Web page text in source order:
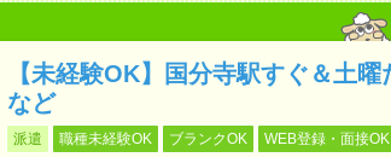
【未経験OK】国分寺駅すぐ＆土
など
派遣 職種未経験OK ブランクOK WEB登録・面接OK